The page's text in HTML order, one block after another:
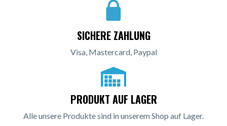
SICHERE ZAHLUNG
Visa, Mastercard, Paypal
PRODUKT AUF LAGER
Alle unsere Produkte sind in unserem Shop auf Lager.